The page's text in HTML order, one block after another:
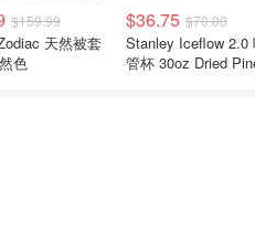
$159.99
天然被套
色
$36.75 $70.00
Stanley Iceflow 2.0 吸
管杯 30oz Dried